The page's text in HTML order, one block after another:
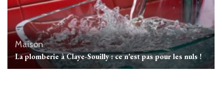
Maison
La plomberie à Claye-Souilly : ce n’est pas pour les nuls !